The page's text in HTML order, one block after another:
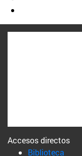
Accesos directos
Biblioteca